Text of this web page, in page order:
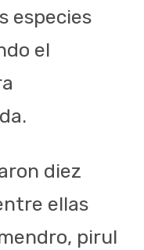
especies
el
diez
ellas
pirul